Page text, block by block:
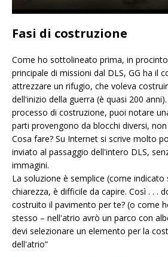
Fasi di costruzione
Come ho sottolineato prima, in
principale di missioni dal DLS, GG ha il
attrezzare un rifugio, che voleva
dell'inizio della guerra (è quasi 200
processo di costruzione, puoi notare
parti provengono da blocchi diversi,
Cosa fare? Su Internet si scrive molto
inviato al passaggio dell'intero DLS,
immagini.
La soluzione è semplice (come
chiarezza, è difficile da capire. Così . . .
costruito il pavimento per te? (o come
stesso – nell'atrio avrò un parco con
devi selezionare un elemento per la
dell'atrio”